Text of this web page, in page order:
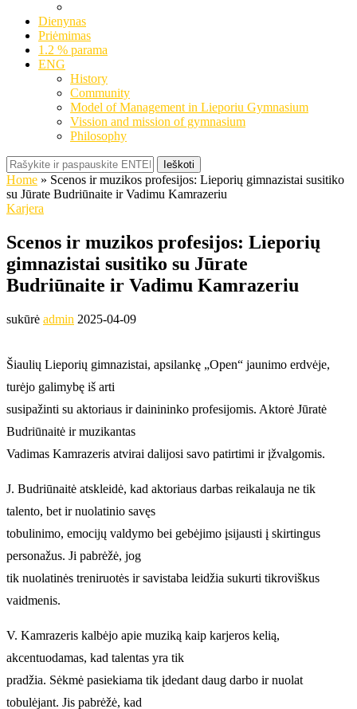
Dienynas
Priėmimas
1.2 % parama
ENG
History
Community
Model of Management in Lieporiu Gymnasium
Vission and mission of gymnasium
Philosophy
Ieškoti
Home » Scenos ir muzikos profesijos: Lieporių gimnazistai susitiko
su Jūrate Budriūnaite ir Vadimu Kamrazeriu
Karjera
Scenos ir muzikos profesijos: Lieporių
gimnazistai susitiko su Jūrate
Budriūnaite ir Vadimu Kamrazeriu
sukūrė admin 2025-04-09
Šiaulių Lieporių gimnazistai, apsilankę „Open“ jaunimo erdvėje,
turėjo galimybę iš arti
susipažinti su aktoriaus ir dainininko profesijomis. Aktorė Jūratė
Budriūnaitė ir muzikantas
Vadimas Kamrazeris atvirai dalijosi savo patirtimi ir įžvalgomis.
J. Budriūnaitė atskleidė, kad aktoriaus darbas reikalauja ne tik
talento, bet ir nuolatinio savęs
tobulinimo, emocijų valdymo bei gebėjimo įsijausti į skirtingus
personažus. Ji pabrėžė, jog
tik nuolatinės treniruotės ir savistaba leidžia sukurti tikroviškus
vaidmenis.
V. Kamrazeris kalbėjo apie muziką kaip karjeros kelią,
akcentuodamas, kad talentas yra tik
pradžia. Sėkmė pasiekiama tik įdedant daug darbo ir nuolat
tobulėjant. Jis pabrėžė, kad